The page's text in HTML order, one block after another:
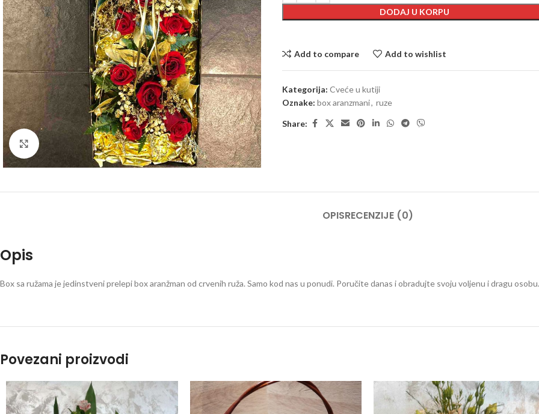
Click to enlarge
DODAJ U KORPU
Add to compare Add to wishlist
Kategorija: Cveće u kutiji
Oznake: box aranzmani, ruze
Share:
OPISRECENZIJE (0)
Opis
Box sa ružama je jedinstveni prelepi box aranžman od crvenih ruža. Samo kod nas u ponudi. Poručite danas i obradujte svoju voljenu i dragu osobu.
Povezani proizvodi